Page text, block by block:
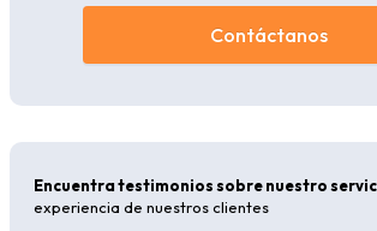
Contáctanos
Encuentra testimonios sobre nuestro
experiencia de nuestros clientes